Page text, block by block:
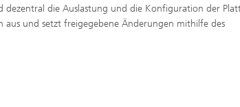
die Auslastung und die Konfiguration der
und setzt freigegebene Änderungen mithilfe des